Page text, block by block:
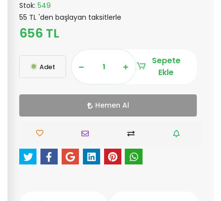
Stok: 549
55 TL 'den başlayan taksitlerle
656 TL
Adet
Sepete
Ekle
Hemen Al